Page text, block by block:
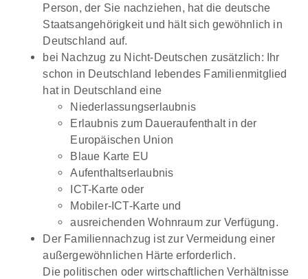
Person, der Sie nachziehen, hat die deutsche
Staatsangehörigkeit und hält sich gewöhnlich in
Deutschland auf.
bei Nachzug zu Nicht-Deutschen zusätzlich: Ihr
schon in Deutschland lebendes Familienmitglied
hat in Deutschland eine
Niederlassungserlaubnis
Erlaubnis zum Daueraufenthalt in der
Europäischen Union
Blaue Karte EU
Aufenthaltserlaubnis
ICT-Karte oder
Mobiler-ICT-Karte und
ausreichenden Wohnraum zur Verfügung.
Der Familiennachzug ist zur Vermeidung einer
außergewöhnlichen Härte erforderlich.
Die politischen oder wirtschaftlichen Verhältnisse